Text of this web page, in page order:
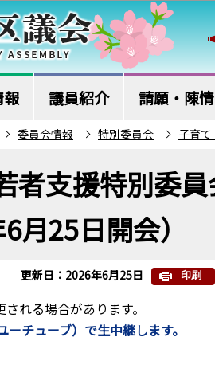
報 議員紹介 請願・陳情
委員会情報 特別委員会 子育
者支援特別委
6月25日開会）
更新日：2026年6月25日 印刷
れる場合があります。
チューブ）で生中継します。